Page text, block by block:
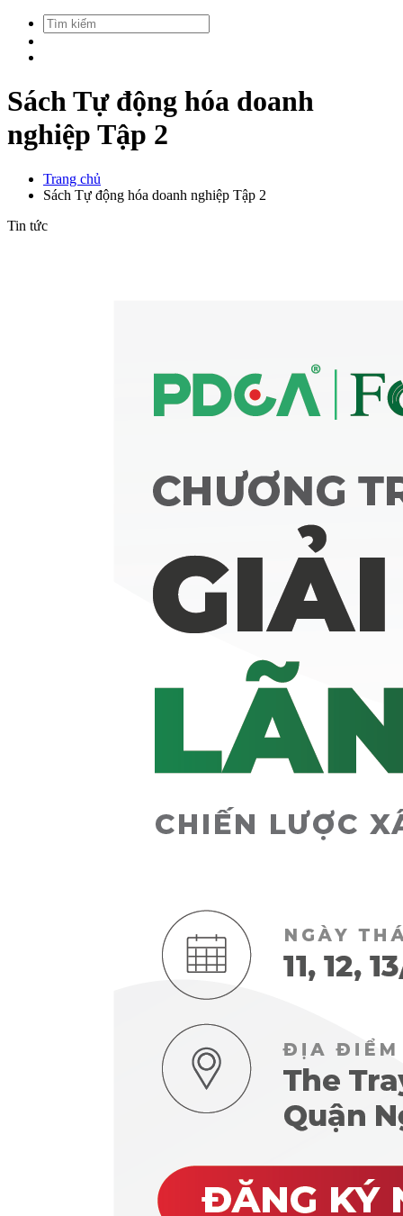
Sách Tự động hóa doanh
nghiệp Tập 2
Trang chủ
Sách Tự động hóa doanh nghiệp Tập 2
Tin tức